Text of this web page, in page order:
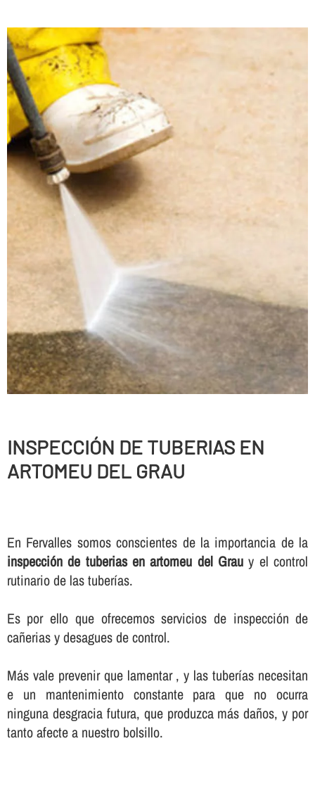
INSPECCIÓN DE TUBERIAS EN
ARTOMEU DEL GRAU
En Fervalles somos conscientes de la importancia de la
inspección de tuberias en artomeu del Grau y el control
rutinario de las tuberí­as.
Es por ello que ofrecemos servicios de inspección de
cañerias y desagues de control.
Más vale prevenir que lamentar , y las tuberí­as necesitan
e un mantenimiento constante para que no ocurra
ninguna desgracia futura, que produzca más daños, y por
tanto afecte a nuestro bolsillo.